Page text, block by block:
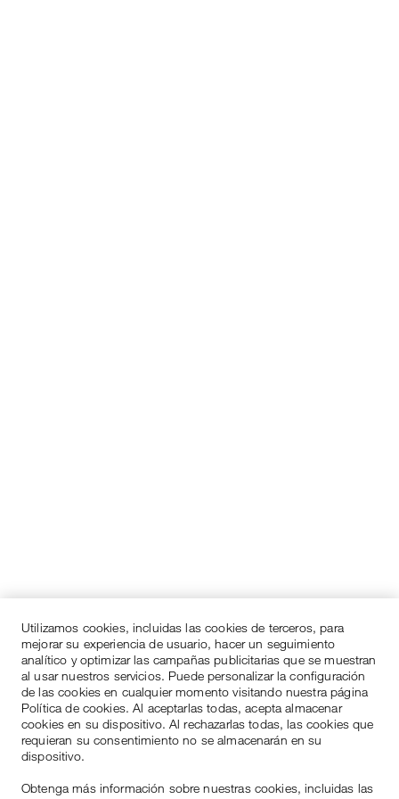
Utilizamos cookies, incluidas las cookies de terceros, para
mejorar su experiencia de usuario, hacer un seguimiento
analítico y optimizar las campañas publicitarias que se muestran
al usar nuestros servicios. Puede personalizar la configuración
de las cookies en cualquier momento visitando nuestra página
Política de cookies. Al aceptarlas todas, acepta almacenar
cookies en su dispositivo. Al rechazarlas todas, las cookies que
requieran su consentimiento no se almacenarán en su
dispositivo.
Obtenga más información sobre nuestras cookies, incluidas las